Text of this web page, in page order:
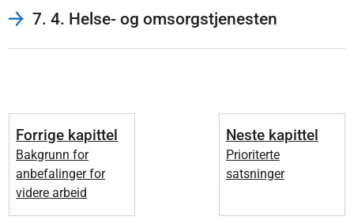
7. 4. Helse- og omsorgstjenesten
Forrige kapittel
Bakgrunn for
anbefalinger for
videre arbeid
Neste kapittel
Prioriterte
satsninger